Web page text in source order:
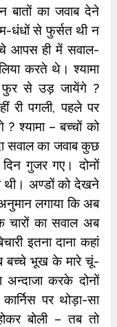
बातों का जवाब देने
धंधों से फुर्सत थी न
आपस ही में सवाल-
करते थे। श्यामा
फुर से उड़ जायेंगे ?
री पगली, पहले पर
श्यामा – बच्चों को
सवाल का जवाब कुछ
गुजर गए। दोनों
थी। अण्डों को देखने
लगाया कि अब
का सवाल अब
इतना दाना कहां
बच्चे भूख के मारे चूं-
करके दोनों
पर थोड़ा-सा
बोली – तब तो